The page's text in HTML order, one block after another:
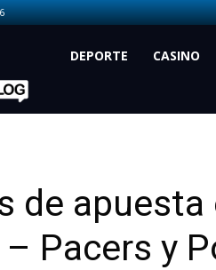
Wplay.co
DEPORTE CASINO
de apuesta
– Pacers y